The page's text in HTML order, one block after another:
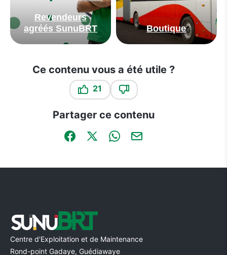
Revendeurs
agréés SunuBRT
Boutique
Ce contenu vous a été utile ?
21
Partager ce contenu
Partager sur Facebook (nouvelle fenêtre)
Partager sur X / Twitter (nouvelle
Partager sur WhatsApp
Partager par mail
Centre d'Exploitation et de Maintenance
Rond-point Gadaye, Guédiawaye